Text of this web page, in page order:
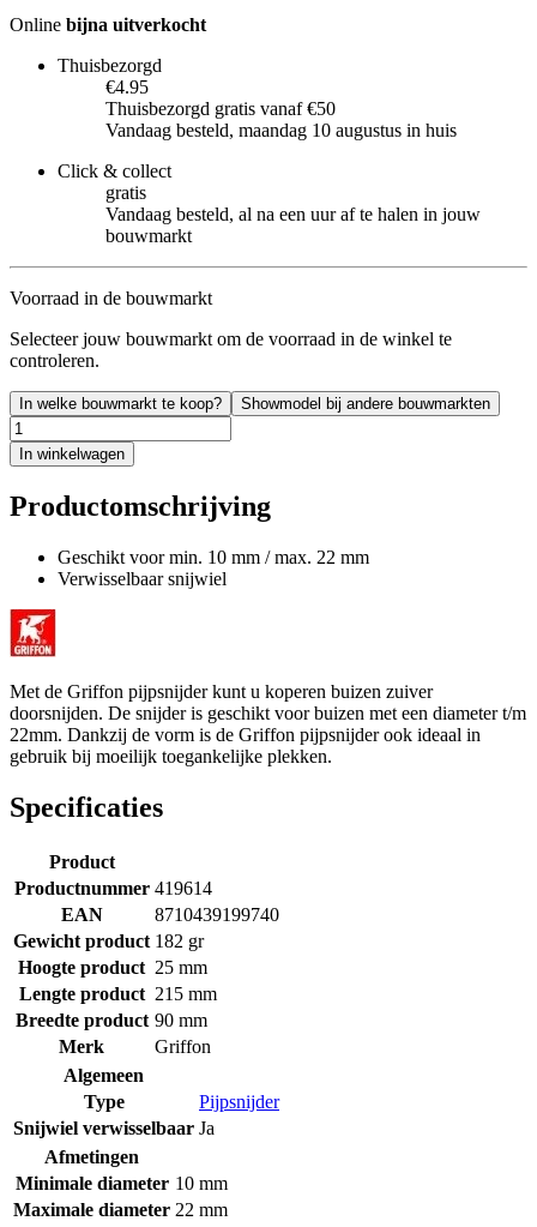
Online bijna uitverkocht
Thuisbezorgd
€4.95
Thuisbezorgd gratis vanaf €50
Vandaag besteld, maandag 10 augustus in huis
Click & collect
gratis
Vandaag besteld, al na een uur af te halen in jouw
bouwmarkt
Voorraad in de bouwmarkt
Selecteer jouw bouwmarkt om de voorraad in de winkel te
controleren.
In welke bouwmarkt te koop? Showmodel bij andere bouwmarkten
In winkelwagen
Productomschrijving
Geschikt voor min. 10 mm / max. 22 mm
Verwisselbaar snijwiel
Met de Griffon pijpsnijder kunt u koperen buizen zuiver
doorsnijden. De snijder is geschikt voor buizen met een diameter t/m
22mm. Dankzij de vorm is de Griffon pijpsnijder ook ideaal in
gebruik bij moeilijk toegankelijke plekken.
Specificaties
Product
Productnummer 419614
EAN
8710439199740
Gewicht product 182 gr
Hoogte product 25 mm
Lengte product 215 mm
Breedte product 90 mm
Merk
Griffon
Algemeen
Type
Pijpsnijder
Snijwiel verwisselbaar Ja
Afmetingen
Minimale diameter 10 mm
Maximale diameter 22 mm